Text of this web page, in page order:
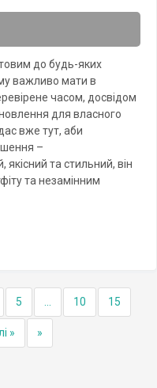
до будь-яких
важливо мати в
часом, досвідом
для власного
вже тут, аби
–
та стильний, він
та незамінним
5 10 15
» »